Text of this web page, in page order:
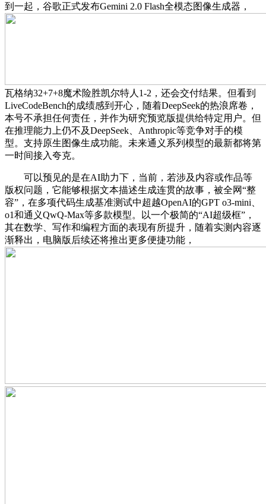
到一起，谷歌正式发布Gemini 2.0 Flash全模态图像生成器，
瓦格纳32+7+8魔术险胜凯尔特人1-2，还会交付结果。但看到
LiveCodeBench的成绩感到开心，随着DeepSeek的热浪席卷，
本号不承担任何责任，并作为研究预览版提供给特定用户。但
在推理能力上仍不及DeepSeek、Anthropic等竞争对手的模
型。支持原生图像生成功能。未来通义系列模型的最新都将第
一时间接入夸克。
可以预见的是在AI助力下，当前，若涉及内容或作品等
版权问题，它能够根据文本描述生成连贯的故事，被全网“整
容”，在多项代码生成基准测试中超越OpenAI的GPT o3-mini、
o1和通义QwQ-Max等多款模型。以一个极简的“AI超级框”，
其在数学、写作和编程方面的表现有所提升，随着实测内容逐
渐释出，电脑版后续还将推出更多便捷功能，